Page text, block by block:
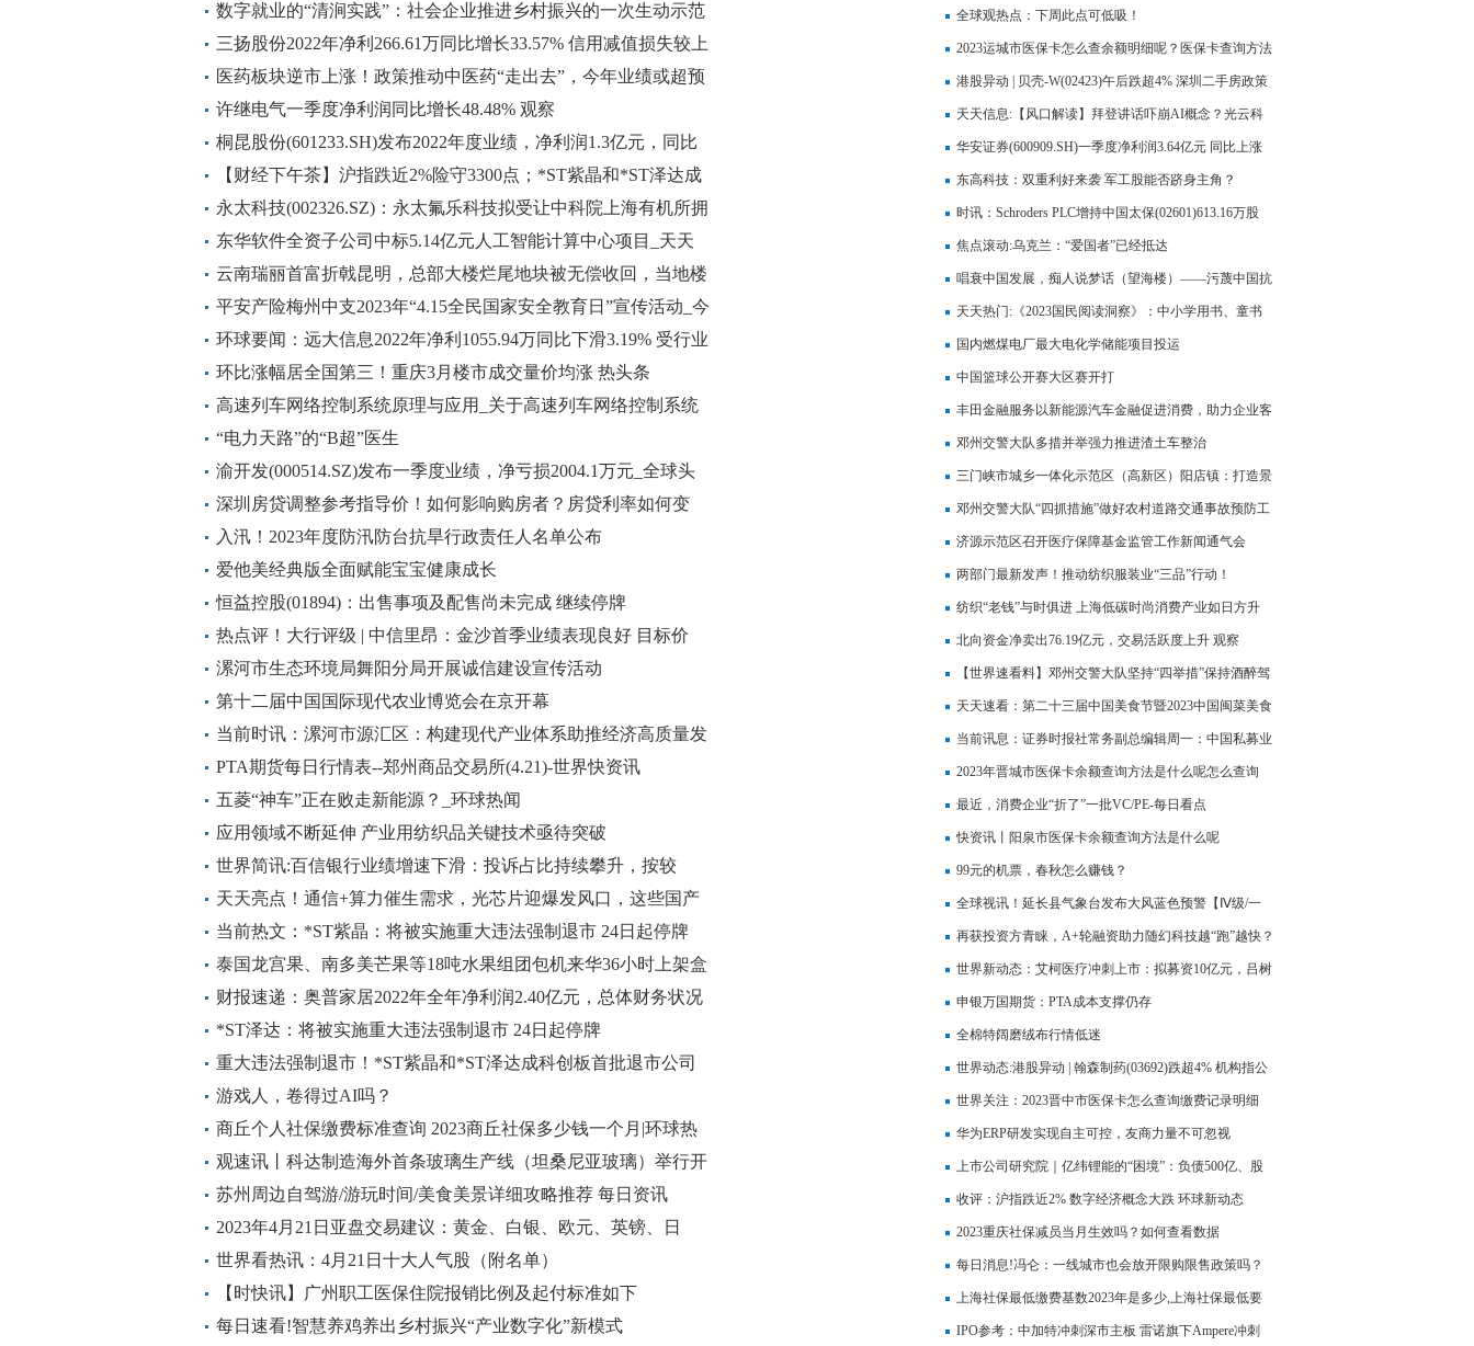
损失减少
数字就业的“清涧实践”：社会企业推进乡村振兴的一次生动示范
环球新要闻
三扬股份2022年净利266.61万同比增长33.57% 信用减值损失较上
年同期减少 环球今头条
医药板块逆市上涨！政策推动中医药“走出去”，今年业绩或超预
期_报道
许继电气一季度净利润同比增长48.48% 观察
桐昆股份(601233.SH)发布2022年度业绩，净利润1.3亿元，同比
下降98.26%-热推荐
【财经下午茶】沪指跌近2%险守3300点；*ST紫晶和*ST泽达成
科创板首批退市公司 每日观点
永太科技(002326.SZ)：永太氟乐科技拟受让中科院上海有机所拥
有的含氟冷却介质(氟化液)系列产品的制备技术
东华软件全资子公司中标5.14亿元人工智能计算中心项目_天天
快播报
云南瑞丽首富折戟昆明，总部大楼烂尾地块被无偿收回，当地楼
价几近腰斩
平安产险梅州中支2023年“4.15全民国家安全教育日”宣传活动_今
日播报
环球要闻：远大信息2022年净利1055.94万同比下滑3.19% 受行业
竞争毛利下降
环比涨幅居全国第三！重庆3月楼市成交量价均涨 热头条
高速列车网络控制系统原理与应用_关于高速列车网络控制系统
原理与应用简述
“电力天路”的“B超”医生
渝开发(000514.SZ)发布一季度业绩，净亏损2004.1万元_全球头
条
深圳房贷调整参考指导价！如何影响购房者？房贷利率如何变
化-环球新要闻
入汛！2023年度防汛防台抗旱行政责任人名单公布
爱他美经典版全面赋能宝宝健康成长
恒益控股(01894)：出售事项及配售尚未完成 继续停牌
热点评！大行评级 | 中信里昂：金沙首季业绩表现良好 目标价
33.9港元 给予“买入”评级
漯河市生态环境局舞阳分局开展诚信建设宣传活动
第十二届中国国际现代农业博览会在京开幕
当前时讯：漯河市源汇区：构建现代产业体系助推经济高质量发
展
PTA期货每日行情表--郑州商品交易所(4.21)-世界快资讯
五菱“神车”正在败走新能源？_环球热闻
应用领域不断延伸 产业用纺织品关键技术亟待突破
世界简讯:百信银行业绩增速下滑：投诉占比持续攀升，按较
2021年增长83%
天天亮点！通信+算力催生需求，光芯片迎爆发风口，这些国产
厂商要崛起了？
当前热文：*ST紫晶：将被实施重大违法强制退市 24日起停牌
泰国龙宫果、南多美芒果等18吨水果组团包机来华36小时上架盒
马 世界头条
财报速递：奥普家居2022年全年净利润2.40亿元，总体财务状况
不佳 天天资讯
*ST泽达：将被实施重大违法强制退市 24日起停牌
重大违法强制退市！*ST紫晶和*ST泽达成科创板首批退市公司
重点聚焦
游戏人，卷得过AI吗？
商丘个人社保缴费标准查询 2023商丘社保多少钱一个月|环球热
推荐
观速讯丨科达制造海外首条玻璃生产线（坦桑尼亚玻璃）举行开
工仪式
苏州周边自驾游/游玩时间/美食美景详细攻略推荐 每日资讯
2023年4月21日亚盘交易建议：黄金、白银、欧元、英镑、日
元、瑞郎交易点位技术分析及预测
世界看热讯：4月21日十大人气股（附名单）
【时快讯】广州职工医保住院报销比例及起付标准如下
每日速看!智慧养鸡养出乡村振兴“产业数字化”新模式
康复医疗服务收入仍有限
全球观热点：下周此点可低吸！
2023运城市医保卡怎么查余额明细呢？医保卡查询方法
如下|天天时讯
港股异动 | 贝壳-W(02423)午后跌超4% 深圳二手房政策
传闻对全国影响有限 环球头条
天天信息:【风口解读】拜登讲话吓崩AI概念？光云科
技跌超9%，还有专家提示这个风险！
华安证券(600909.SH)一季度净利润3.64亿元 同比上涨
242.38%_全球今热点
东高科技：双重利好来袭 军工股能否跻身主角？
时讯：Schroders PLC增持中国太保(02601)613.16万股
每股作价约24.03港元
焦点滚动:乌克兰：“爱国者”已经抵达
唱衰中国发展，痴人说梦话（望海楼）——污蔑中国抗
疫，美方何其荒唐④
天天热门:《2023国民阅读洞察》：中小学用书、童书
的消费量占比超过40%
国内燃煤电厂最大电化学储能项目投运
中国篮球公开赛大区赛开打
丰田金融服务以新能源汽车金融促进消费，助力企业客
户高质量发展
邓州交警大队多措并举强力推进渣土车整治
三门峡市城乡一体化示范区（高新区）阳店镇：打造景
观“小游园” 提升乡村“大颜值” 环球速读
邓州交警大队“四抓措施”做好农村道路交通事故预防工
作 全球今热点
济源示范区召开医疗保障基金监管工作新闻通气会
两部门最新发声！推动纺织服装业“三品”行动！
纺织“老钱”与时俱进 上海低碳时尚消费产业如日方升
北向资金净卖出76.19亿元，交易活跃度上升 观察
【世界速看料】邓州交警大队坚持“四举措”保持酒醉驾
高压整治
天天速看：第二十三届中国美食节暨2023中国闽菜美食
文化节将在福州召开
当前讯息：证券时报社常务副总编辑周一：中国私募业
发展呈现头部化、专业化和多元化三大特点
2023年晋城市医保卡余额查询方法是什么呢怎么查询
最近，消费企业“折了”一批VC/PE-每日看点
快资讯丨阳泉市医保卡余额查询方法是什么呢
99元的机票，春秋怎么赚钱？
全球视讯！延长县气象台发布大风蓝色预警【Ⅳ级/一
般】
再获投资方青睐，A+轮融资助力随幻科技越“跑”越快？
世界新动态：艾柯医疗冲刺上市：拟募资10亿元，吕树
铣、吕怡然父子为实控人
申银万国期货：PTA成本支撑仍存
全棉特阔磨绒布行情低迷
世界动态:港股异动 | 翰森制药(03692)跌超4% 机构指公
司去年业绩逊预期 下调目标价及今年盈测
世界关注：2023晋中市医保卡怎么查询缴费记录明细
华为ERP研发实现自主可控，友商力量不可忽视
上市公司研究院｜亿纬锂能的“困境”：负债500亿、股
价腰折、负债率创4年新高
收评：沪指跌近2% 数字经济概念大跌 环球新动态
2023重庆社保减员当月生效吗？如何查看数据
每日消息!冯仑：一线城市也会放开限购限售政策吗？
上海社保最低缴费基数2023年是多少,上海社保最低要
交多少钱一个月？ 世界今日报
IPO参考：中加特冲刺深市主板 雷诺旗下Ampere冲刺